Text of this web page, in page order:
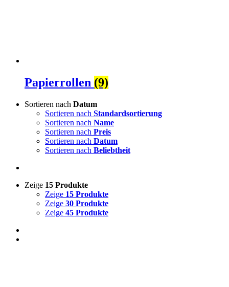
Papierrollen (9)
Sortieren nach Datum
Sortieren nach Standardsortierung
Sortieren nach Name
Sortieren nach Preis
Sortieren nach Datum
Sortieren nach Beliebtheit
Zeige 15 Produkte
Zeige 15 Produkte
Zeige 30 Produkte
Zeige 45 Produkte